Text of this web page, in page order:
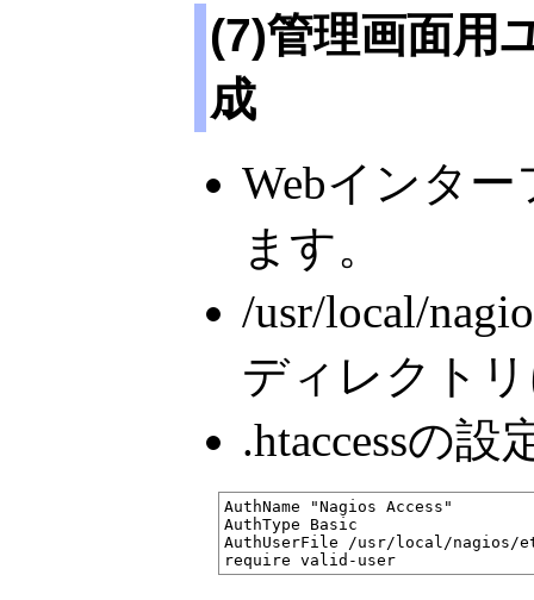
(7)管理画面用
成
Webインタ
ます。
/usr/local/
ディレクトリ
.htaccessの設
AuthName "Nagios Access"
AuthType Basic
AuthUserFile /usr/local/nagios/